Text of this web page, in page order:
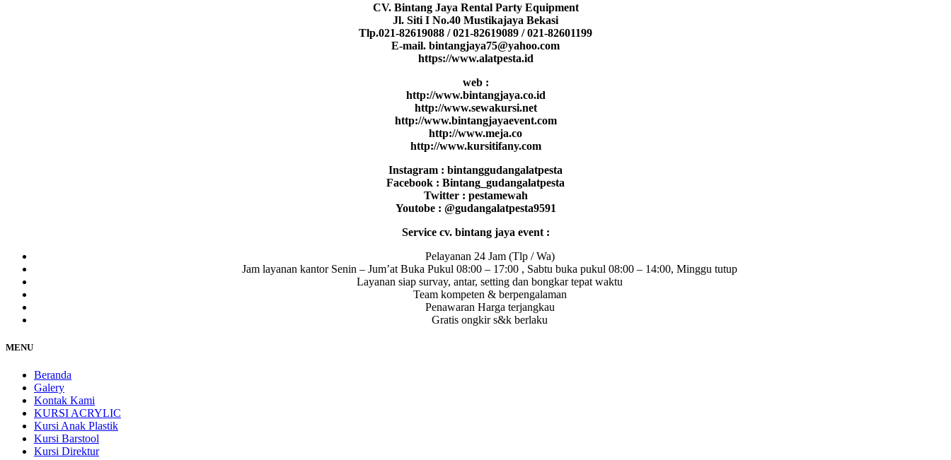
CV. Bintang Jaya Rental Party Equipment
Jl. Siti I No.40 Mustikajaya Bekasi
Tlp.021-82619088 / 021-82619089 / 021-82601199
E-mail. bintangjaya75@yahoo.com
https://www.alatpesta.id
web :
http://www.bintangjaya.co.id
http://www.sewakursi.net
http://www.bintangjayaevent.com
http://www.meja.co
http://www.kursitifany.com
Instagram : bintanggudangalatpesta
Facebook : Bintang_gudangalatpesta
Twitter : pestamewah
Youtobe : @gudangalatpesta9591
Service cv. bintang jaya event :
Pelayanan 24 Jam (Tlp / Wa)
Jam layanan kantor Senin – Jum’at Buka Pukul 08:00 – 17:00 , Sabtu buka pukul 08:00 – 14:00, Minggu tutup
Layanan siap survay, antar, setting dan bongkar tepat waktu
Team kompeten & berpengalaman
Penawaran Harga terjangkau
Gratis ongkir s&k berlaku
MENU
Beranda
Galery
Kontak Kami
KURSI ACRYLIC
Kursi Anak Plastik
Kursi Barstool
Kursi Direktur